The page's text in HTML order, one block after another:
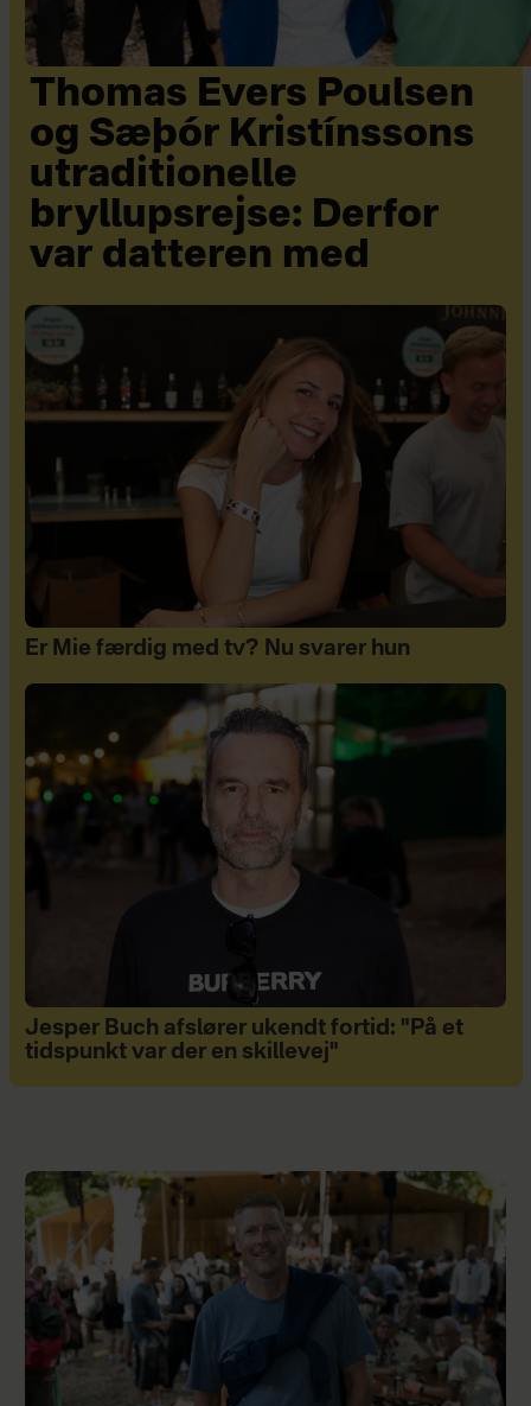
Thomas Evers Poulsen
og Sæþór Kristínssons
utraditionelle
bryllupsrejse: Derfor
var datteren med
Er Mie færdig med tv? Nu svarer hun
Jesper Buch afslører ukendt fortid: "På et
tidspunkt var der en skillevej"